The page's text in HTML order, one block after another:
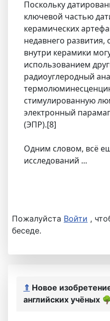
Поскольку
ключевой частью
керамических
недавнего развития,
внутри керамики
использованием
радиоуглеродный
стимулированную
электронный
(ЭПР).[8]
Одним словом, всё
исследований ...
Пожалуйста Войти ,
беседе.
⇑ Новое
английских учёных